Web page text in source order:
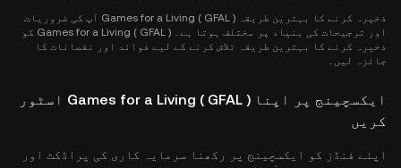
ذخیرہ کرنے کا بہترین طریقہ Games for a Living ( GFAL ) آپ کی ضروریات
اور ترجیحات کی بنیاد پر مختلف ہوتا ہے۔ Games for a Living ( GFAL ) کو
ذخیرہ کرنے کا بہترین طریقہ تلاش کرنے کے لیے فوائد اور نقصانات کا
جائزہ لیں۔
ایکسچینج پر اپنا Games for a Living ( GFAL ) اسٹور
کریں
اپنے فنڈز کو ایکسچینج پر رکھنا سرمایہ کاری کی پراڈکٹ اور